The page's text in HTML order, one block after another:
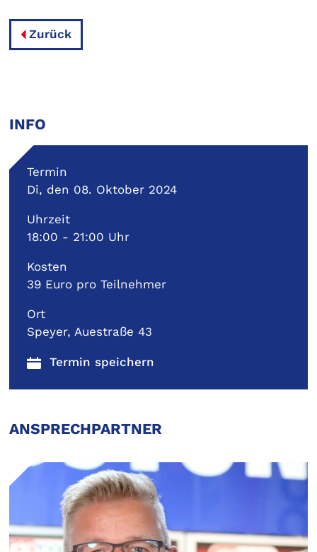
Zurück
INFO
Termin
Di, den 08. Oktober 2024
Uhrzeit
18:00 - 21:00 Uhr
Kosten
39 Euro pro Teilnehmer
Ort
Speyer, Auestraße 43
ANSPRECHPARTNER